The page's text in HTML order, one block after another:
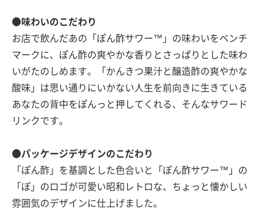
●味わいのこだわり
お店で飲んだあの「ぽん酢サワー™」の味わいをベンチ
マークに、ぽん酢の爽やかな香りとさっぱりとした味わ
いがたのしめます。「かんきつ果汁と醸造酢の爽やかな
酸味」は思い通りにいかない人生を前向きに生きている
あなたの背中をぽんっと押してくれる、そんなサワード
リンクです。
●パッケージデザインのこだわり
「ぽん酢」を基調とした色合いと「ぽん酢サワー™」の
「ぽ」のロゴが可愛い昭和レトロな、ちょっと懐かしい
雰囲気のデザインに仕上げました。